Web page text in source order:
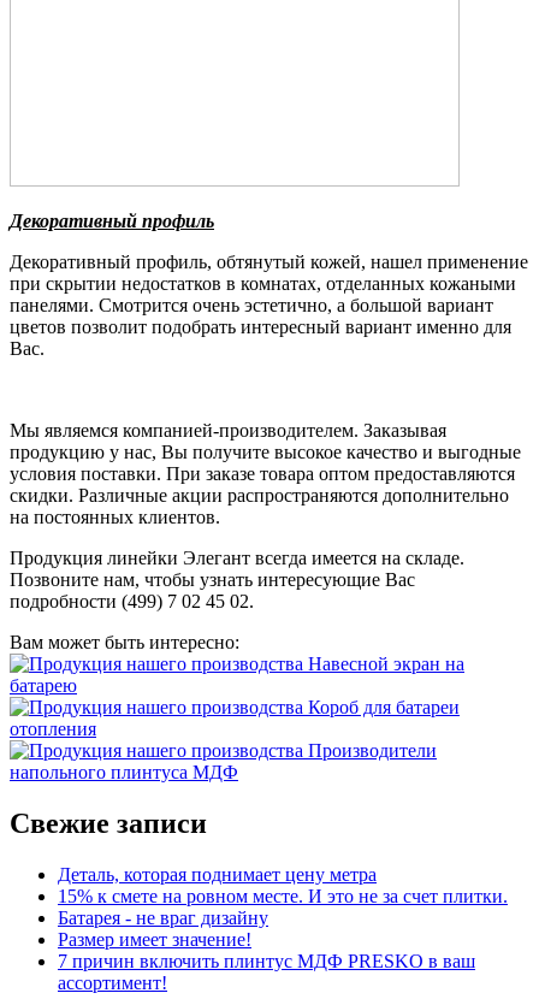
Декоративный профиль
Декоративный профиль, обтянутый кожей, нашел применение
при скрытии недостатков в комнатах, отделанных кожаными
панелями. Смотрится очень эстетично, а большой вариант
цветов позволит подобрать интересный вариант именно для
Вас.
Мы являемся компанией-производителем. Заказывая
продукцию у нас, Вы получите высокое качество и выгодные
условия поставки. При заказе товара оптом предоставляются
скидки. Различные акции распространяются дополнительно
на постоянных клиентов.
Продукция линейки Элегант всегда имеется на складе.
Позвоните нам, чтобы узнать интересующие Вас
подробности (499) 7 02 45 02.
Вам может быть интересно:
Навесной экран на
батарею
Короб для батареи
отопления
Производители
напольного плинтуса МДФ
Свежие записи
Деталь, которая поднимает цену метра
15% к смете на ровном месте. И это не за счет плитки.
Батарея - не враг дизайну
Размер имеет значение!
7 причин включить плинтус МДФ PRESKO в ваш
ассортимент!